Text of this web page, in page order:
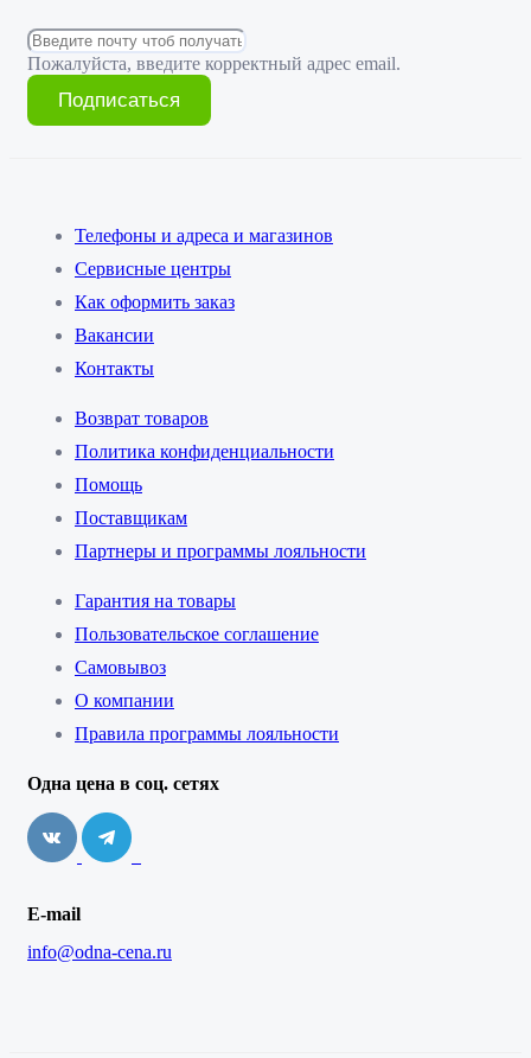
Пожалуйста, введите корректный адрес email.
Подписаться
Телефоны и адреса и магазинов
Сервисные центры
Как оформить заказ
Вакансии
Контакты
Возврат товаров
Политика конфиденциальности
Помощь
Поставщикам
Партнеры и программы лояльности
Гарантия на товары
Пользовательское соглашение
Самовывоз
О компании
Правила программы лояльности
Одна цена в соц. сетях
E-mail
info@odna-cena.ru